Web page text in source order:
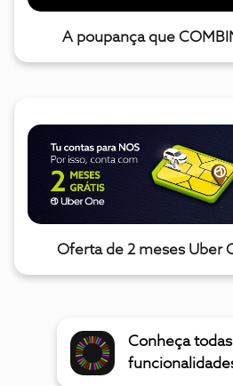
A poupança que
Oferta de 2 meses Uber
Conheça